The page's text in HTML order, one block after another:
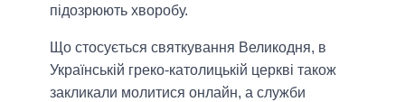
підозрюють хворобу.
Що стосується святкування Великодня, в
Українській греко-католицькій церкві також
закликали молитися онлайн, а служби